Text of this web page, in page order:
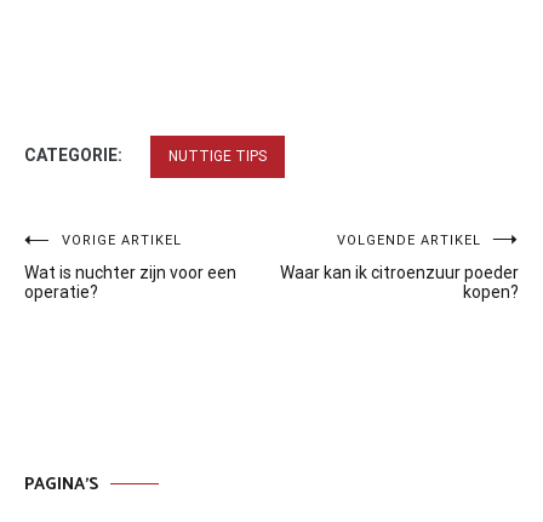
CATEGORIE: NUTTIGE TIPS
Bericht
navigatie
VORIGE ARTIKEL
Wat is nuchter zijn voor een
operatie?
VOLGENDE ARTIKEL
Waar kan ik citroenzuur poeder
kopen?
PAGINA’S